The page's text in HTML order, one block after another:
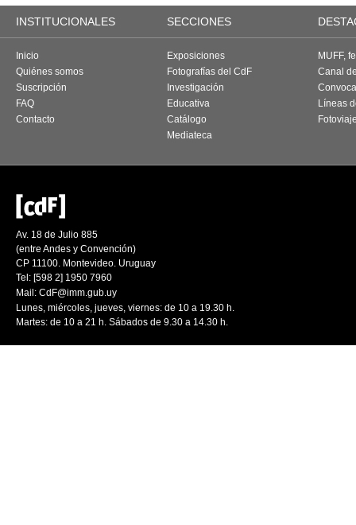
INSTITUCIONALES SECCIONES
Inicio
Quiénes somos
Suscripción
FAQ
Contacto
Exposiciones
Fotografías del CdF
Investigación
Educativa
Catálogo
Mediateca
MUFF,
Canal
Líneas
Av. 18 de Julio 885
(entre Andes y Convención)
CP 11100. Montevideo. Uruguay
Tel: [598 2] 1950 7960
Mail: CdF@imm.gub.uy
Lunes, miércoles, jueves, viernes: de 10 a 19.30 h.
Martes: de 10 a 21 h. Sábados de 9.30 a 14.30 h.